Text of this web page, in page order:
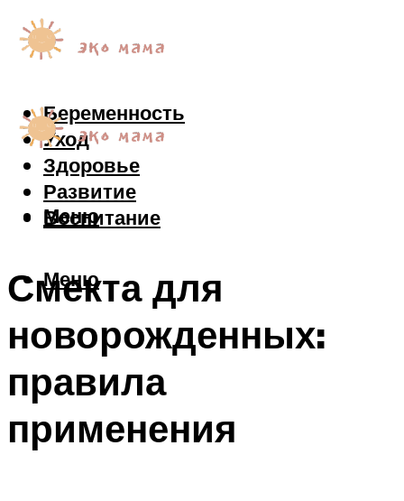
Беременность
Уход
Здоровье
Развитие
Воспитание
Меню
Меню
Смекта для
новорожденных:
правила
применения